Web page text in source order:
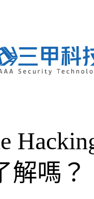
解嗎？